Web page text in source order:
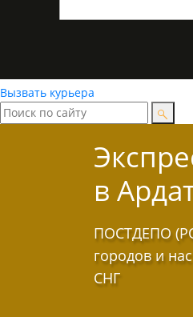
Вызвать курьера
в
ПОСТДЕПО
городов и
СНГ